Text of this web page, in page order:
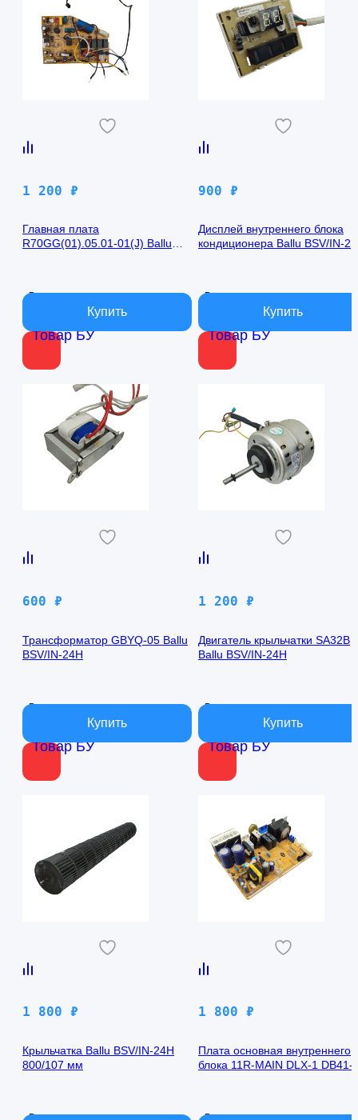
Товар БУ
1 200 ₽
Главная плата
R70GG(01).05.01-01(J) Ballu
В наличии
Товар БУ
900 ₽
Дисплей внутреннего блока
кондиционера Ballu BSV/IN-
В наличии
Товар БУ
600 ₽
Трансформатор GBYQ-05 Ballu
BSV/IN-24H
В наличии
Товар БУ
1 200 ₽
Двигатель крыльчатки SA32B
Ballu BSV/IN-24H
В наличии
1 800 ₽
Крыльчатка Ballu BSV/IN-24H
800/107 мм
В наличии
1 800 ₽
Плата основная внутреннего
блока 11R-MAIN DLX-1 DB41-
В наличии